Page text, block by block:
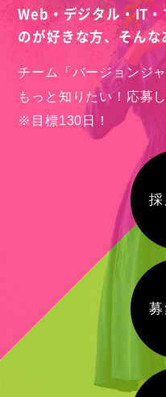
Web・デジタル・IT
のが好きな方、そんな
チーム「バージョンジ
もっと知りたい！応募し
※目標130日！